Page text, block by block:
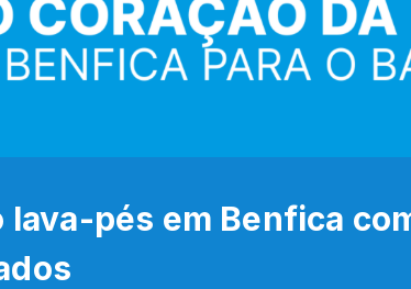
lava-pés em Benfica